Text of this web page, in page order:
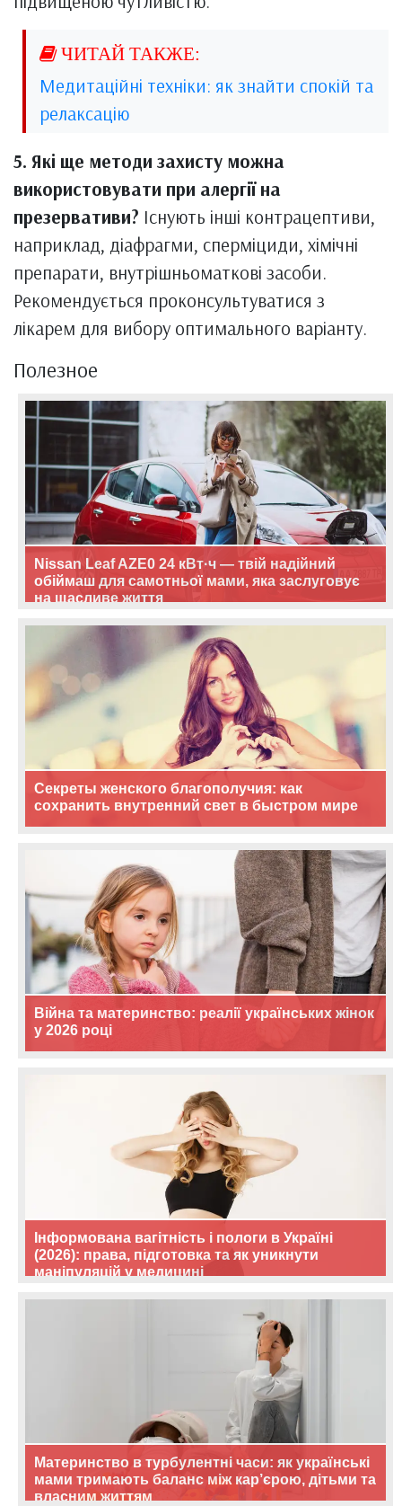
Медитаційні техніки: як знайти спокій та
релаксацію
5. Які ще методи захисту можна
використовувати при алергії на
презервативи? Існують інші контрацептиви,
наприклад, діафрагми, сперміциди, хімічні
препарати, внутрішньоматкові засоби.
Рекомендується проконсультуватися з
лікарем для вибору оптимального варіанту.
Полезное
Nissan Leaf AZE0 24 кВт·ч — твій надійний
обіймаш для самотньої мами, яка заслуговує
на щасливе життя
Секреты женского благополучия: как
сохранить внутренний свет в быстром мире
Війна та материнство: реалії українських жінок
у 2026 році
Інформована вагітність і пологи в Україні
(2026): права, підготовка та як уникнути
маніпуляцій у медицині
Материнство в турбулентні часи: як українські
мами тримають баланс між кар’єрою, дітьми та
власним життям